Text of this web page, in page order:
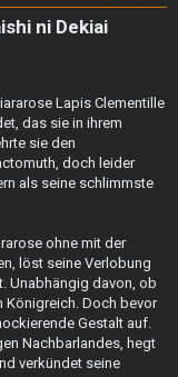
ni Dekiai
Lapis Clementille
das sie in ihrem
sie den
doch leider
als seine schlimmste
ohne mit der
löst seine Verlobung
Unabhängig davon, ob
Königreich. Doch bevor
Gestalt auf.
Nachbarlandes, hegt
verkündet seine